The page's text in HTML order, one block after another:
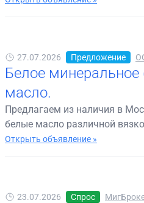
27.07.2026 Предложение
Белое минеральное
масло.
Предлагаем из наличия в
белые масло различной
Открыть объявление »
23.07.2026 Спрос